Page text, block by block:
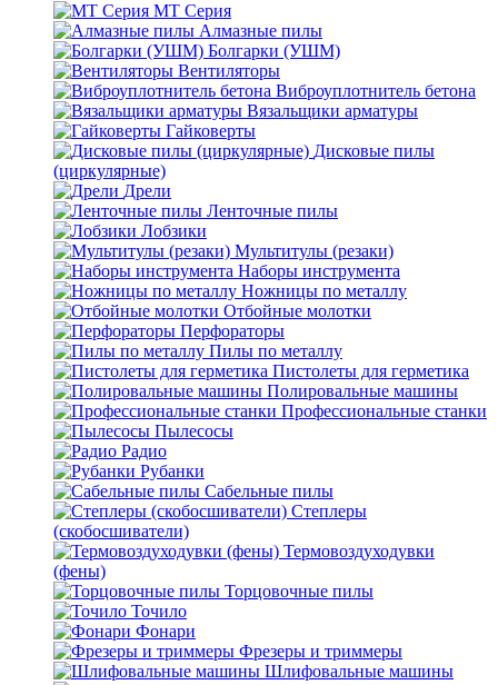
MT Серия
Алмазные пилы
Болгарки (УШМ)
Вентиляторы
Виброуплотнитель бетона
Вязальщики арматуры
Гайковерты
Дисковые пилы
(циркулярные)
Дрели
Ленточные пилы
Лобзики
Мультитулы (резаки)
Наборы инструмента
Ножницы по металлу
Отбойные молотки
Перфораторы
Пилы по металлу
Пистолеты для герметика
Полировальные машины
Профессиональные станки
Пылесосы
Радио
Рубанки
Сабельные пилы
Степлеры
(скобосшиватели)
Термовоздуходувки
(фены)
Торцовочные пилы
Точило
Фонари
Фрезеры и триммеры
Шлифовальные машины